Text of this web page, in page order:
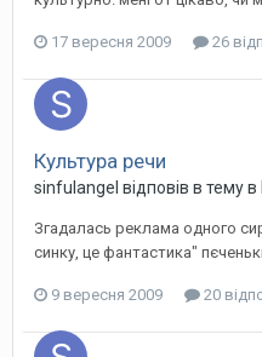
17 вересня 2009 26
Культура речи
sinfulangel відповів в тему в
Згадалась реклама одного
синку, це фантастика"
9 вересня 2009 20